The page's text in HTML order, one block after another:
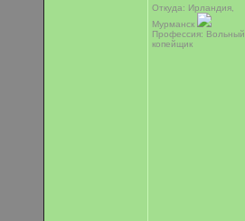
Откуда: Ирландия,
Мурманск
Профессия: Вольный
копейщик